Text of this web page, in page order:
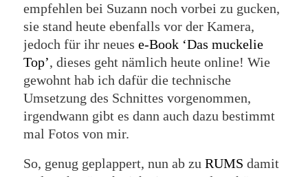
empfehlen bei Suzann noch vorbei zu gucken,
sie stand heute ebenfalls vor der Kamera,
jedoch für ihr neues e-Book ‘Das muckelie
Top’, dieses geht nämlich heute online! Wie
gewohnt hab ich dafür die technische
Umsetzung des Schnittes vorgenommen,
irgendwann gibt es dann auch dazu bestimmt
mal Fotos von mir.
So, genug geplappert, nun ab zu RUMS damit